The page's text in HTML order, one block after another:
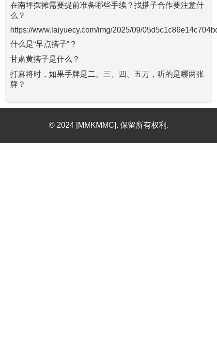
在南坪摆摊需要提前准备哪些手续？找搭子合作要注意什
么？
https://www.laiyuecy.com/img/2025/09/
什么是“早点搭子”？
甘肃黄搭子是什么？
打麻将时，如果手牌是二、三、四、五万，听的是哪两张
牌？
© 2024 [MMKMMC]. 保留所有权利.